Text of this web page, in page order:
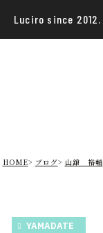
Luciro since 2012.
HOME ブログ 山舘 裕輔
YAMADATE